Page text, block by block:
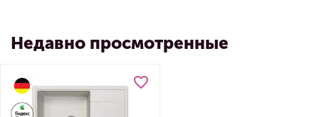
Недавно просмотренные